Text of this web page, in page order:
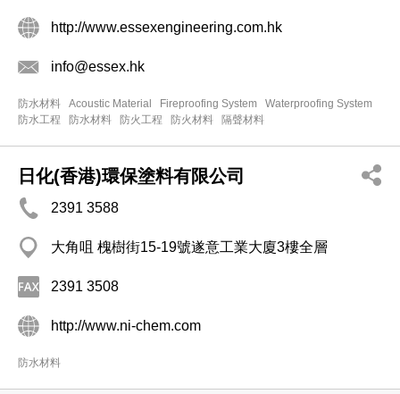
http://www.essexengineering.com.hk
info@essex.hk
防水材料 Acoustic Material Fireproofing System
Waterproofing System
防水工程
防水材料 防火工程 防火材料 隔聲材料
日化(香港)環保塗料有限公司
2391 3588
大角咀 槐樹街15-19號遂意工業大廈3樓全層
2391 3508
http://www.ni-chem.com
防水材料